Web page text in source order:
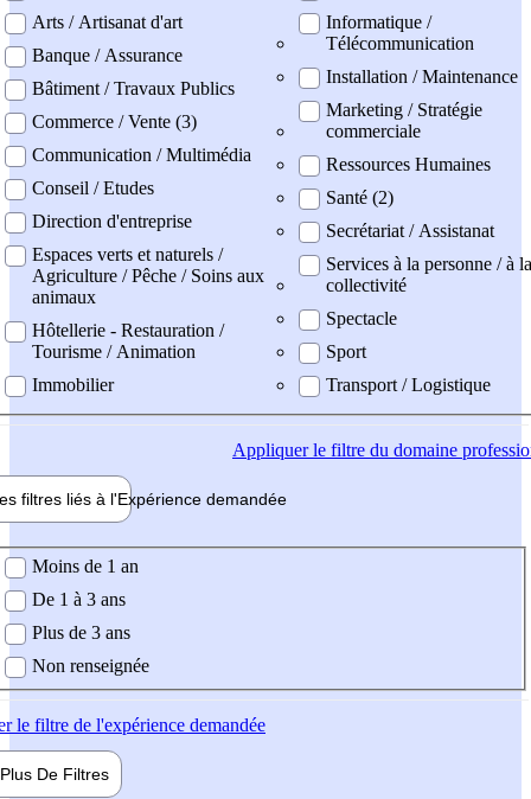
Arts / Artisanat d'art
Banque / Assurance
Bâtiment / Travaux Publics
Commerce / Vente (3)
Communication / Multimédia
Conseil / Etudes
Direction d'entreprise
Espaces verts et naturels /
Agriculture / Pêche / Soins aux
animaux
Hôtellerie - Restauration /
Tourisme / Animation
Immobilier
Informatique /
Télécommunication
Installation / Maintenance
Marketing / Stratégie
commerciale
Ressources Humaines
Santé (2)
Secrétariat / Assistanat
Services à la personne / à la
collectivité
Spectacle
Sport
Transport / Logistique
Appliquerle filtre du domaine
filtres liés à l'Expérience demandée
demandée
Moins de 1 an
De 1 à 3 ans
Plus de 3 ans
Non renseignée
le filtre de l'expérience demandée
Plus De Filtres